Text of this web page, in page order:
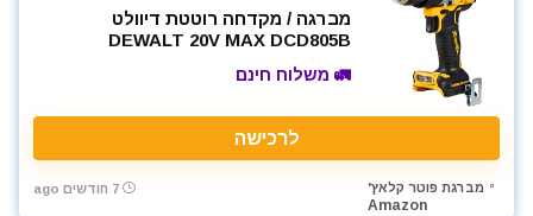
מברגה / מקדחה רוטטת דיוולט
DEWALT 20V MAX DCD805B
🚛 משלוח חינם
לרכישה
מברגת פוטר קלאץ'
Amazon
7 חודשים ago